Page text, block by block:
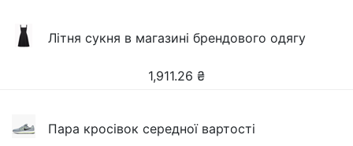
Літня сукня в магазині брендового одягу
1,911.26 ₴
Пара кросівок середної вартості